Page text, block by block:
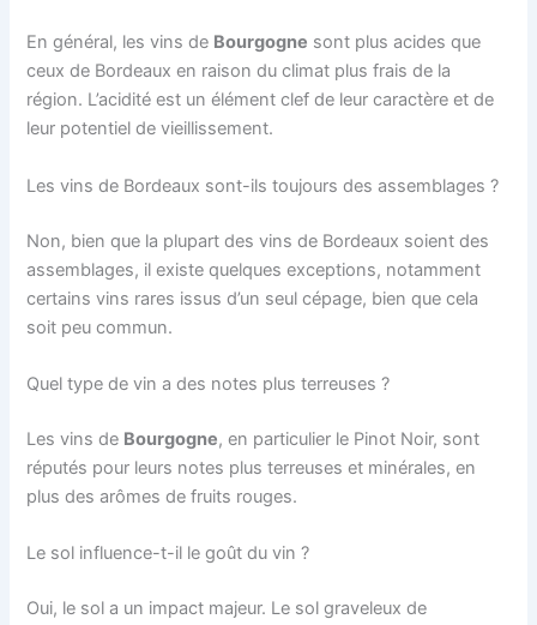
En général, les vins de Bourgogne sont plus acides que
ceux de Bordeaux en raison du climat plus frais de la
région. L’acidité est un élément clef de leur caractère et de
leur potentiel de vieillissement.
Les vins de Bordeaux sont-ils toujours des assemblages ?
Non, bien que la plupart des vins de Bordeaux soient des
assemblages, il existe quelques exceptions, notamment
certains vins rares issus d’un seul cépage, bien que cela
soit peu commun.
Quel type de vin a des notes plus terreuses ?
Les vins de Bourgogne, en particulier le Pinot Noir, sont
réputés pour leurs notes plus terreuses et minérales, en
plus des arômes de fruits rouges.
Le sol influence-t-il le goût du vin ?
Oui, le sol a un impact majeur. Le sol graveleux de